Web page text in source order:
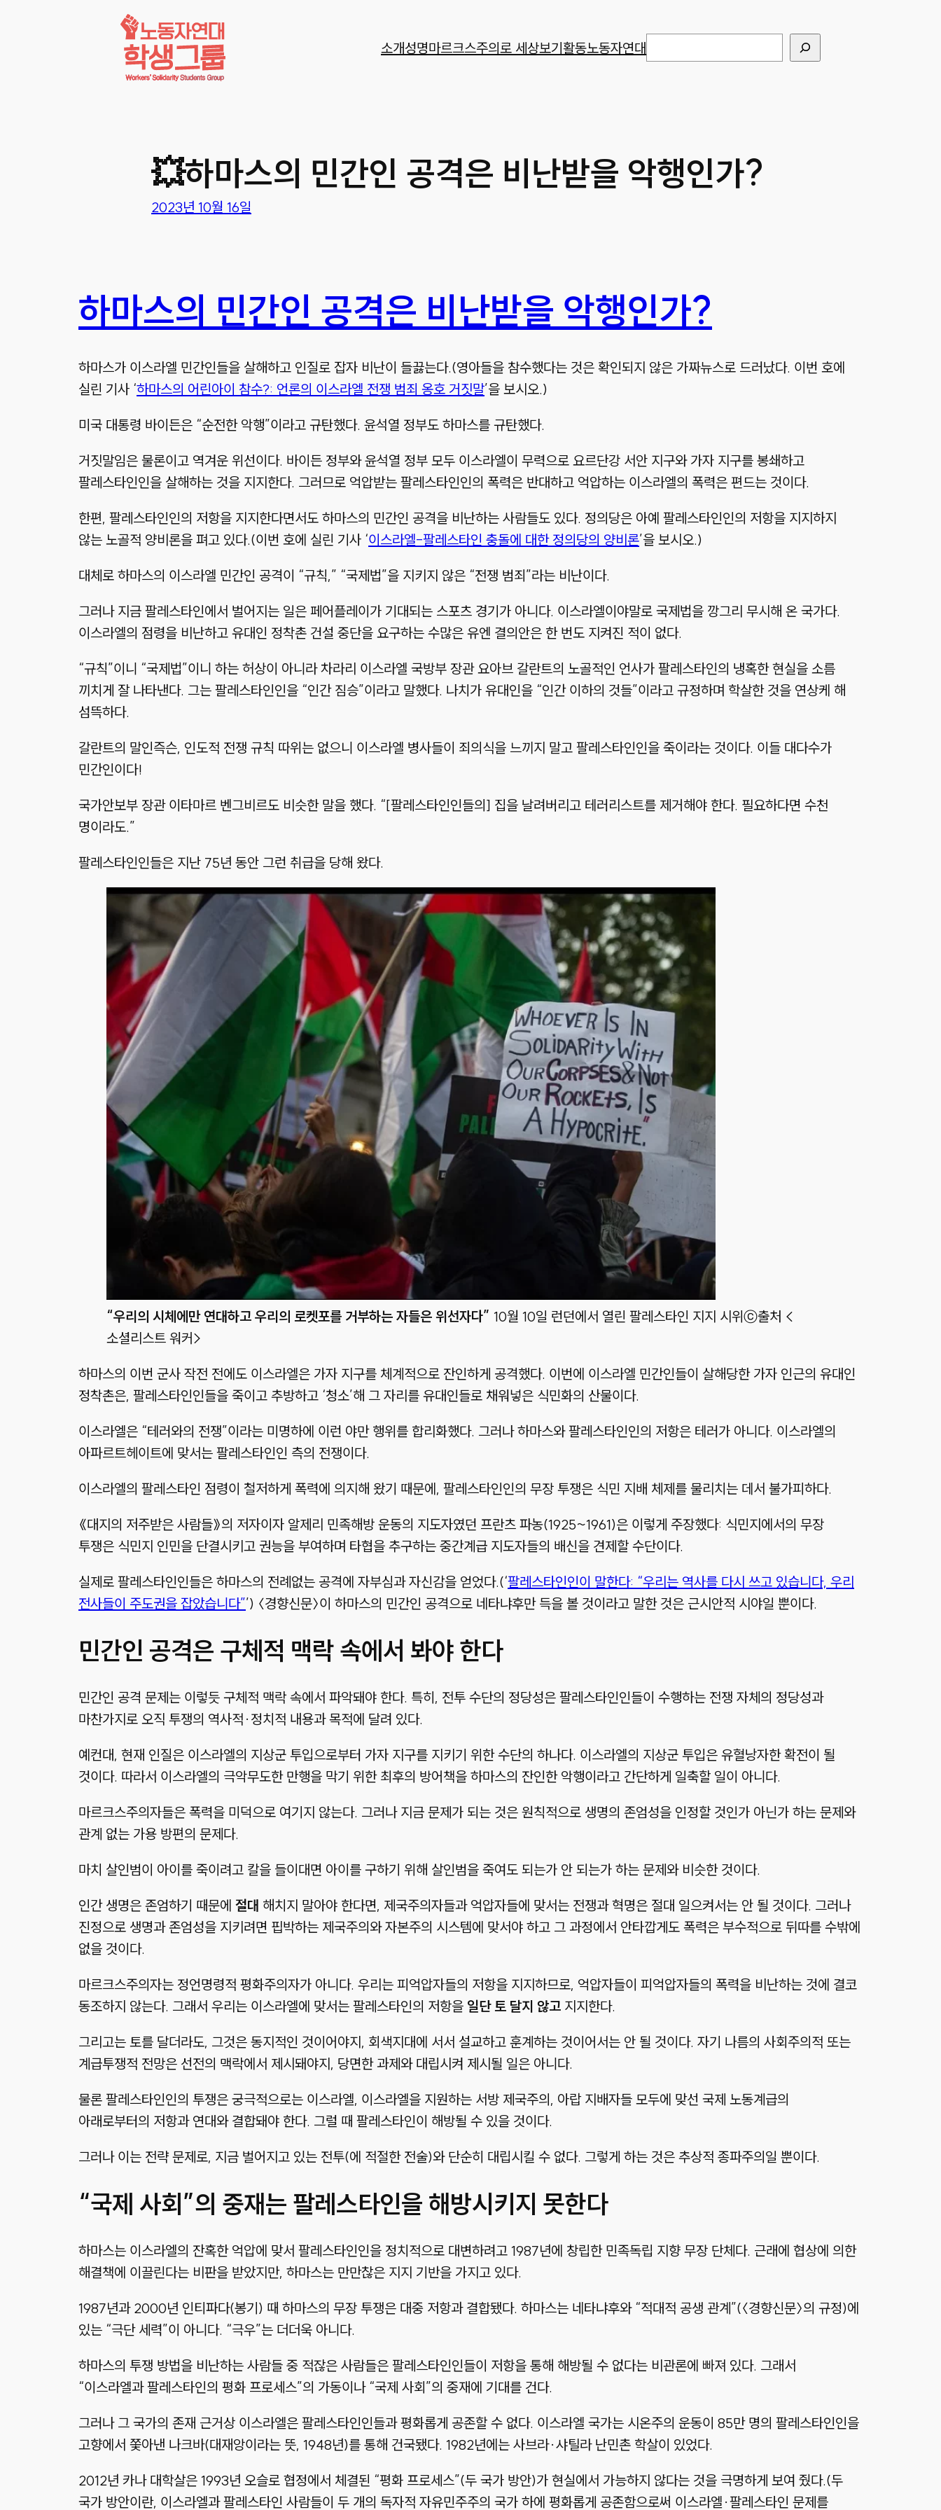
소개성명마르크스주의로 세상보기활동노동자연대
💥하마스의 민간인 공격은 비난받을 악행인가?
2023년 10월 16일
하마스의 민간인 공격은 비난받을 악행인가?
하마스가 이스라엘 민간인들을 살해하고 인질로 잡자 비난이 들끓는다.(영아들을 참수했다는 것은 확인되지 않은 가짜뉴스로 드러났다. 이번 호에
실린 기사 ‘하마스의 어린아이 참수?: 언론의 이스라엘 전쟁 범죄 옹호 거짓말’을 보시오.)
미국 대통령 바이든은 “순전한 악행”이라고 규탄했다. 윤석열 정부도 하마스를 규탄했다.
거짓말임은 물론이고 역겨운 위선이다. 바이든 정부와 윤석열 정부 모두 이스라엘이 무력으로 요르단강 서안 지구와 가자 지구를 봉쇄하고
팔레스타인인을 살해하는 것을 지지한다. 그러므로 억압받는 팔레스타인인의 폭력은 반대하고 억압하는 이스라엘의 폭력은 편드는 것이다.
한편, 팔레스타인인의 저항을 지지한다면서도 하마스의 민간인 공격을 비난하는 사람들도 있다. 정의당은 아예 팔레스타인인의 저항을 지지하지
않는 노골적 양비론을 펴고 있다.(이번 호에 실린 기사 ‘이스라엘-팔레스타인 충돌에 대한 정의당의 양비론’을 보시오.)
대체로 하마스의 이스라엘 민간인 공격이 “규칙,” “국제법”을 지키지 않은 “전쟁 범죄”라는 비난이다.
그러나 지금 팔레스타인에서 벌어지는 일은 페어플레이가 기대되는 스포츠 경기가 아니다. 이스라엘이야말로 국제법을 깡그리 무시해 온 국가다.
이스라엘의 점령을 비난하고 유대인 정착촌 건설 중단을 요구하는 수많은 유엔 결의안은 한 번도 지켜진 적이 없다.
“규칙”이니 “국제법”이니 하는 허상이 아니라 차라리 이스라엘 국방부 장관 요아브 갈란트의 노골적인 언사가 팔레스타인의 냉혹한 현실을 소름
끼치게 잘 나타낸다. 그는 팔레스타인인을 “인간 짐승”이라고 말했다. 나치가 유대인을 “인간 이하의 것들”이라고 규정하며 학살한 것을 연상케 해
섬뜩하다.
갈란트의 말인즉슨, 인도적 전쟁 규칙 따위는 없으니 이스라엘 병사들이 죄의식을 느끼지 말고 팔레스타인인을 죽이라는 것이다. 이들 대다수가
민간인이다!
국가안보부 장관 이타마르 벤그비르도 비슷한 말을 했다. “[팔레스타인인들의] 집을 날려버리고 테러리스트를 제거해야 한다. 필요하다면 수천
명이라도.”
팔레스타인인들은 지난 75년 동안 그런 취급을 당해 왔다.
“우리의 시체에만 연대하고 우리의 로켓포를 거부하는 자들은 위선자다” 10월 10일 런던에서 열린 팔레스타인 지지 시위ⓒ출처 <
소셜리스트 워커>
하마스의 이번 군사 작전 전에도 이스라엘은 가자 지구를 체계적으로 잔인하게 공격했다. 이번에 이스라엘 민간인들이 살해당한 가자 인근의 유대인
정착촌은, 팔레스타인인들을 죽이고 추방하고 ‘청소’해 그 자리를 유대인들로 채워넣은 식민화의 산물이다.
이스라엘은 “테러와의 전쟁”이라는 미명하에 이런 야만 행위를 합리화했다. 그러나 하마스와 팔레스타인인의 저항은 테러가 아니다. 이스라엘의
아파르트헤이트에 맞서는 팔레스타인인 측의 전쟁이다.
이스라엘의 팔레스타인 점령이 철저하게 폭력에 의지해 왔기 때문에, 팔레스타인인의 무장 투쟁은 식민 지배 체제를 물리치는 데서 불가피하다.
《대지의 저주받은 사람들》의 저자이자 알제리 민족해방 운동의 지도자였던 프란츠 파농(1925~1961)은 이렇게 주장했다: 식민지에서의 무장
투쟁은 식민지 인민을 단결시키고 권능을 부여하며 타협을 추구하는 중간계급 지도자들의 배신을 견제할 수단이다.
실제로 팔레스타인인들은 하마스의 전례없는 공격에 자부심과 자신감을 얻었다.(‘팔레스타인인이 말한다: “우리는 역사를 다시 쓰고 있습니다, 우리
전사들이 주도권을 잡았습니다”’) 〈경향신문〉이 하마스의 민간인 공격으로 네타냐후만 득을 볼 것이라고 말한 것은 근시안적 시야일 뿐이다.
민간인 공격은 구체적 맥락 속에서 봐야 한다
민간인 공격 문제는 이렇듯 구체적 맥락 속에서 파악돼야 한다. 특히, 전투 수단의 정당성은 팔레스타인인들이 수행하는 전쟁 자체의 정당성과
마찬가지로 오직 투쟁의 역사적·정치적 내용과 목적에 달려 있다.
예컨대, 현재 인질은 이스라엘의 지상군 투입으로부터 가자 지구를 지키기 위한 수단의 하나다. 이스라엘의 지상군 투입은 유혈낭자한 확전이 될
것이다. 따라서 이스라엘의 극악무도한 만행을 막기 위한 최후의 방어책을 하마스의 잔인한 악행이라고 간단하게 일축할 일이 아니다.
마르크스주의자들은 폭력을 미덕으로 여기지 않는다. 그러나 지금 문제가 되는 것은 원칙적으로 생명의 존엄성을 인정할 것인가 아닌가 하는 문제와
관계 없는 가용 방편의 문제다.
마치 살인범이 아이를 죽이려고 칼을 들이대면 아이를 구하기 위해 살인범을 죽여도 되는가 안 되는가 하는 문제와 비슷한 것이다.
인간 생명은 존엄하기 때문에 절대 해치지 말아야 한다면, 제국주의자들과 억압자들에 맞서는 전쟁과 혁명은 절대 일으켜서는 안 될 것이다. 그러나
진정으로 생명과 존엄성을 지키려면 핍박하는 제국주의와 자본주의 시스템에 맞서야 하고 그 과정에서 안타깝게도 폭력은 부수적으로 뒤따를 수밖에
없을 것이다.
마르크스주의자는 정언명령적 평화주의자가 아니다. 우리는 피억압자들의 저항을 지지하므로, 억압자들이 피억압자들의 폭력을 비난하는 것에 결코
동조하지 않는다. 그래서 우리는 이스라엘에 맞서는 팔레스타인의 저항을 일단 토 달지 않고 지지한다.
그리고는 토를 달더라도, 그것은 동지적인 것이어야지, 회색지대에 서서 설교하고 훈계하는 것이어서는 안 될 것이다. 자기 나름의 사회주의적 또는
계급투쟁적 전망은 선전의 맥락에서 제시돼야지, 당면한 과제와 대립시켜 제시될 일은 아니다.
물론 팔레스타인인의 투쟁은 궁극적으로는 이스라엘, 이스라엘을 지원하는 서방 제국주의, 아랍 지배자들 모두에 맞선 국제 노동계급의
아래로부터의 저항과 연대와 결합돼야 한다. 그럴 때 팔레스타인이 해방될 수 있을 것이다.
그러나 이는 전략 문제로, 지금 벌어지고 있는 전투(에 적절한 전술)와 단순히 대립시킬 수 없다. 그렇게 하는 것은 추상적 종파주의일 뿐이다.
“국제 사회”의 중재는 팔레스타인을 해방시키지 못한다
하마스는 이스라엘의 잔혹한 억압에 맞서 팔레스타인인을 정치적으로 대변하려고 1987년에 창립한 민족독립 지향 무장 단체다. 근래에 협상에 의한
해결책에 이끌린다는 비판을 받았지만, 하마스는 만만찮은 지지 기반을 가지고 있다.
1987년과 2000년 인티파다(봉기) 때 하마스의 무장 투쟁은 대중 저항과 결합됐다. 하마스는 네타냐후와 “적대적 공생 관계”(〈경향신문〉의 규정)에
있는 “극단 세력”이 아니다. “극우”는 더더욱 아니다.
하마스의 투쟁 방법을 비난하는 사람들 중 적잖은 사람들은 팔레스타인인들이 저항을 통해 해방될 수 없다는 비관론에 빠져 있다. 그래서
“이스라엘과 팔레스타인의 평화 프로세스”의 가동이나 “국제 사회”의 중재에 기대를 건다.
그러나 그 국가의 존재 근거상 이스라엘은 팔레스타인인들과 평화롭게 공존할 수 없다. 이스라엘 국가는 시온주의 운동이 85만 명의 팔레스타인인을
고향에서 쫓아낸 나크바(대재앙이라는 뜻, 1948년)를 통해 건국됐다. 1982년에는 사브라·샤틸라 난민촌 학살이 있었다.
2012년 카나 대학살은 1993년 오슬로 협정에서 체결된 “평화 프로세스”(두 국가 방안)가 현실에서 가능하지 않다는 것을 극명하게 보여 줬다.(두
국가 방안이란, 이스라엘과 팔레스타인 사람들이 두 개의 독자적 자유민주주의 국가 하에 평화롭게 공존함으로써 이스라엘·팔레스타인 문제를